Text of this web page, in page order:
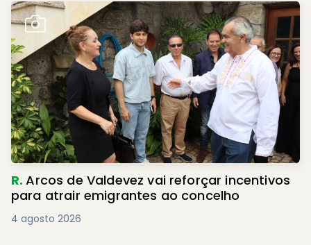
R.Arcos de Valdevez vai reforçar incentivos
para atrair emigrantes ao concelho
4 agosto 2026